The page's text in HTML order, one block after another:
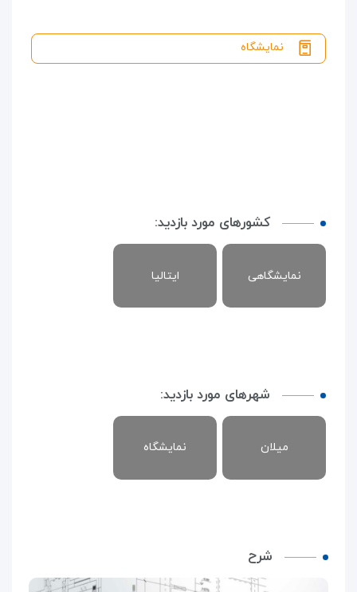
نمایشگاه
کشورهای مورد بازدید:
نمایشگاهی ایتالیا
شهرهای مورد بازدید:
میلان نمایشگاه
شرح